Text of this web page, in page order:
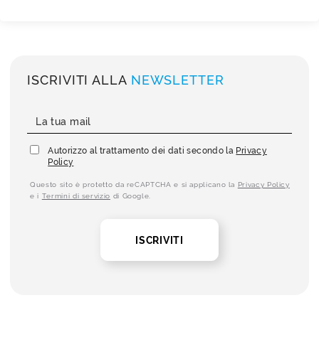
ISCRIVITI ALLA NEWSLETTER
Autorizzo al trattamento dei dati secondo la Privacy
Policy
Questo sito è protetto da reCAPTCHA e si applicano la Privacy Policy
e i Termini di servizio di Google.
ISCRIVITI